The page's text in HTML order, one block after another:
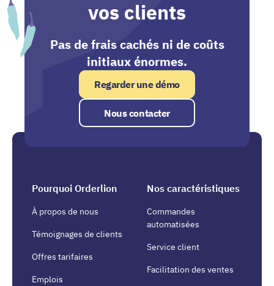
vos clients
Pas de frais cachés ni de coûts
initiaux énormes.
Regarder une démo
Nous contacter
Pourquoi Orderlion
À propos de nous
Témoignages de clients
Offres tarifaires
Emplois
Nos caractéristiques
Commandes
automatisées
Service client
Facilitation des ventes